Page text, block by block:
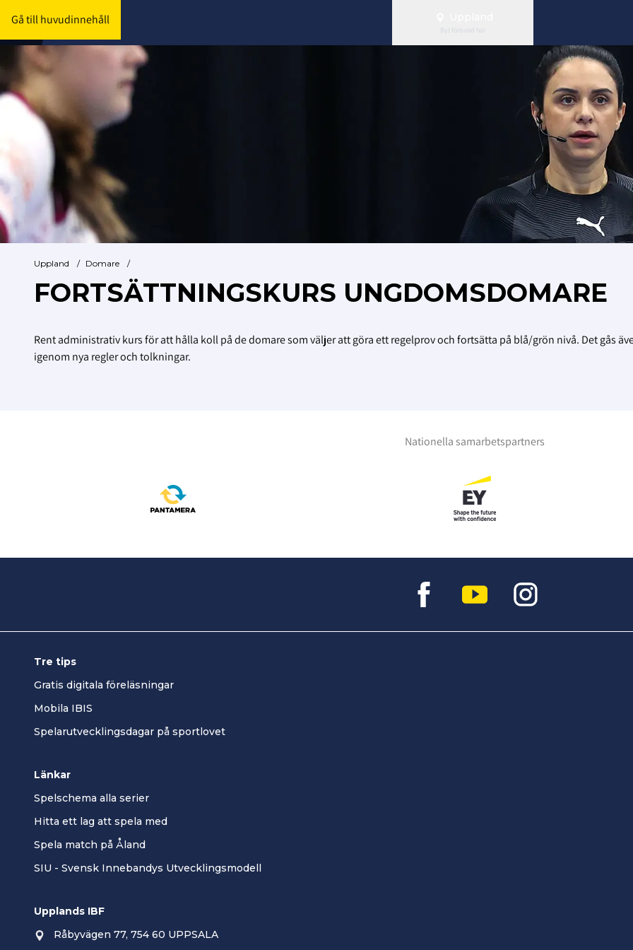
Gå till huvudinnehåll
Byt förbund här
Uppland / Domare /
FORTSÄTTNINGSKURS UNGDOMSDOMARE
Rent administrativ kurs för att hålla koll på de domare som väljer att göra ett regelprov och fortsätta på blå/grön nivå. Det gås
igenom nya regler och tolkningar.
Nationella samarbetspartners
Tre tips
Gratis digitala föreläsningar
Mobila IBIS
Spelarutvecklingsdagar på sportlovet
Länkar
Spelschema alla serier
Hitta ett lag att spela med
Spela match på Åland
SIU - Svensk Innebandys Utvecklingsmodell
Upplands IBF
Råbyvägen 77, 754 60 UPPSALA